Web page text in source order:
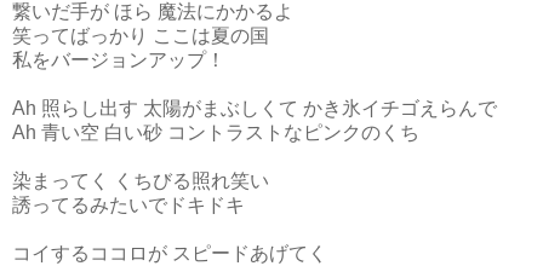
繋いだ手が ほら 魔法にかかるよ
笑ってばっかり ここは夏の国
私をバージョンアップ！
Ah 照らし出す 太陽がまぶしくて かき氷イチゴえらんで
Ah 青い空 白い砂 コントラストなピンクのくち
染まってく くちびる照れ笑い
誘ってるみたいでドキドキ
コイするココロが スピードあげてく